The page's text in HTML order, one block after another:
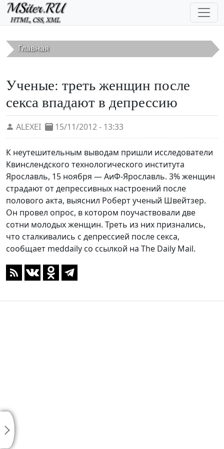
Перейти к основному содержанию
Главная
Ученые: треть женщин после
секса впадают в депрессию
ALEXEI 15/11/2012 - 13:33
К неутешительным выводам пришли исследователи
Квинслендского технологического института
Ярославль, 15 ноября — АиФ-Ярославль. 3% женщин
страдают от депрессивных настроений после
полового акта, выяснил Роберт ученый Швейтзер.
Он провел опрос, в котором поучаствовали две
сотни молодых женщин. Треть из них признались,
что сталкивались с депрессией после секса,
сообщает meddaily со ссылкой на The Daily Mail.